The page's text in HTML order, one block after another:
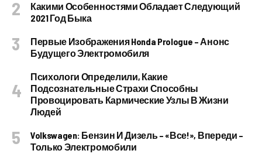
Какими Особенностями Обладает Следующий
2021 Год Быка
Первые Изображения Honda Prologue – Анонс
Будущего Электромобиля
Психологи Определили, Какие
Подсознательные Страхи Способны
Провоцировать Кармические Узлы В Жизни
Людей
Volkswagen: Бензин И Дизель – «все!», Впереди –
Только Электромобили